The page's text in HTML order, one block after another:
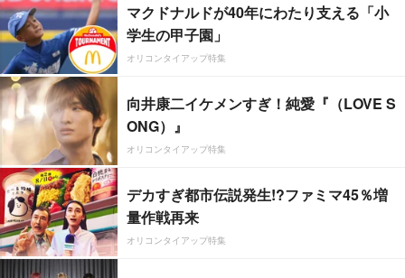
マクドナルドが40年にわたり支える「小
学生の甲子園」
オリコンタイアップ特集
向井康二イケメンすぎ！純愛『（LOVE S
ONG）』
オリコンタイアップ特集
デカすぎ都市伝説発生!?ファミマ45％増
量作戦再来
オリコンタイアップ特集